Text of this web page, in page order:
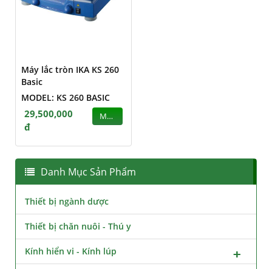
Máy lắc tròn IKA KS 260
Basic
MODEL: KS 260 BASIC
29,500,000
đ
MUA
Danh Mục Sản Phẩm
Thiết bị ngành dược
Thiết bị chăn nuôi - Thú y
Kính hiển vi - Kính lúp